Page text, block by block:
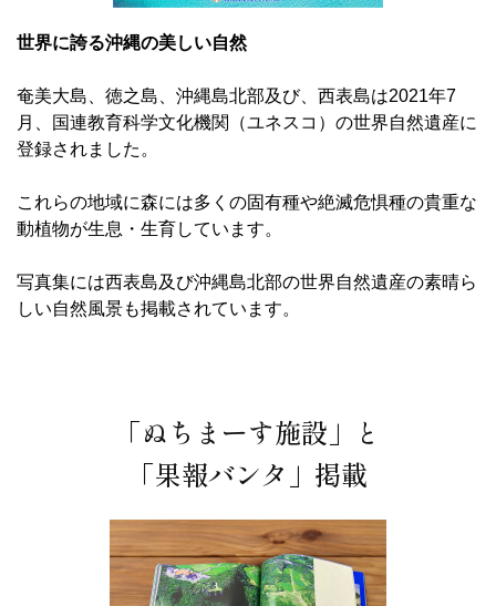
世界に誇る沖縄の美しい自然
奄美大島、徳之島、沖縄島北部及び、西表島は2021年7
月、国連教育科学文化機関（ユネスコ）の世界自然遺産に
登録されました。
これらの地域に森には多くの固有種や絶滅危惧種の貴重な
動植物が生息・生育しています。
写真集には西表島及び沖縄島北部の世界自然遺産の素晴ら
しい自然風景も掲載されています。
「ぬちまーす施設」と
「果報バンタ」掲載